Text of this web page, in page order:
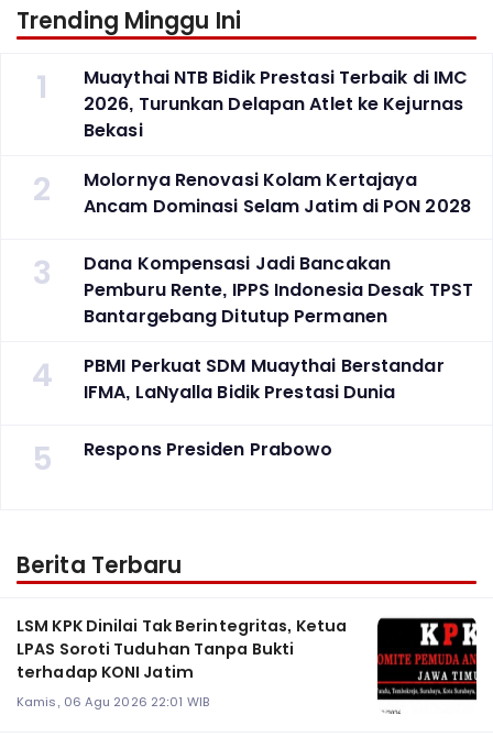
Trending Minggu Ini
1
Muaythai NTB Bidik Prestasi Terbaik di IMC
2026, Turunkan Delapan Atlet ke Kejurnas
Bekasi
2
Molornya Renovasi Kolam Kertajaya
Ancam Dominasi Selam Jatim di PON 2028
3
Dana Kompensasi Jadi Bancakan
Pemburu Rente, IPPS Indonesia Desak TPST
Bantargebang Ditutup Permanen
4
PBMI Perkuat SDM Muaythai Berstandar
IFMA, LaNyalla Bidik Prestasi Dunia
5 Respons Presiden Prabowo
Berita Terbaru
LSM KPK Dinilai Tak Berintegritas, Ketua
LPAS Soroti Tuduhan Tanpa Bukti
terhadap KONI Jatim
Kamis, 06 Agu 2026 22:01 WIB